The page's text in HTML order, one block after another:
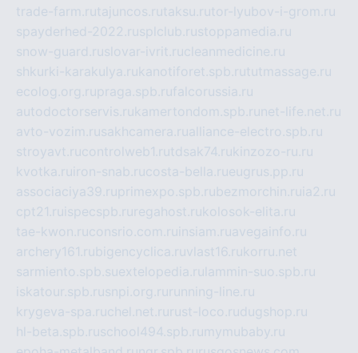
trade-farm.rutajuncos.rutaksu.rutor-lyubov-i-grom.ru
spayderhed-2022.rusplclub.rustoppamedia.ru
snow-guard.ruslovar-ivrit.rucleanmedicine.ru
shkurki-karakulya.rukanotiforet.spb.rututmassage.ru
ecolog.org.rupraga.spb.rufalcorussia.ru
autodoctorservis.rukamertondom.spb.ru net-life.net.ru
avto-vozim.rusakhcamera.rualliance-electro.spb.ru
stroyavt.rucontrolweb1.rutdsak74.rukinzozo-ru.ru
kvotka.ru iron-snab.rucosta-bella.rueugrus.pp.ru
associaciya39.ruprimexpo.spb.rubezmorchin.ru ia2.ru
cpt21.ru ispecspb.ru regahost.rukolosok-elita.ru
tae-kwon.ruconsrio.com.ru insiam.ruavegainfo.ru
archery161.rubigencyclica.ruvlast16.rukorru.net
sarmiento.spb.suextelopedia.ru lammin-suo.spb.ru
iskatour.spb.rusnpi.org.ru running-line.ru
krygeva-spa.ruchel.net.ru rust-loco.rudugshop.ru
hl-beta.spb.ruschool494.spb.ru mymubaby.ru